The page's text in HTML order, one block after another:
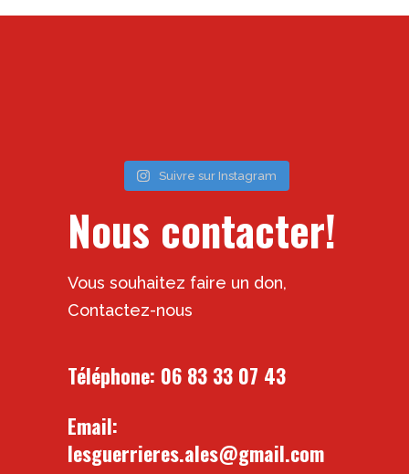
Suivre sur Instagram
Nous contacter!
Vous souhaitez faire un don,
Contactez-nous
Téléphone: 06 83 33 07 43
Email:
lesguerrieres.ales@gmail.com